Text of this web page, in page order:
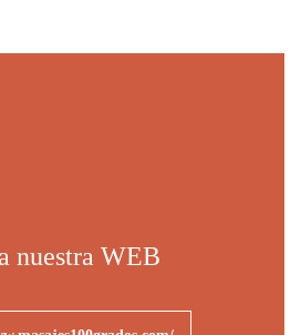
nuestra WEB